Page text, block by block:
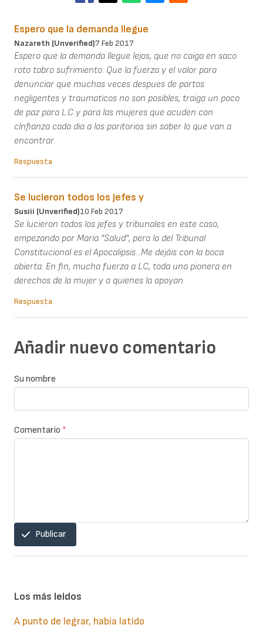
Espero que la demanda llegue
Nazareth (unverified)7 Feb 2017
Espero que la demanda llegue lejos, que no caiga en saco
roto tabro sufrimiento. Que la fuerza y el valor para
denunciar que muchas veces despues de partos
negligentes y traumaticos no son posibles, traiga un poco
de paz para L.C y para las mujeres que acuden con
clnfianza cada dia a los paritorios sin saber lo que van a
encontrar.
Respuesta
Se lucieron todos los jefes y
Susiii (unverified)10 Feb 2017
Se lucieron todos los jefes y tribunales en este caso,
empezando por María "Salud", pero lo del Tribunal
Constitucional es el Apocalipsis...Me dejáis con la boca
abierta. En fin, mucha fuerza a LC, toda una pionera en
derechos de la mujer y a quienes la apoyan.
Respuesta
Añadir nuevo comentario
Su nombre
Comentario *
Publicar
Los más leidos
A punto de legrar, había latido